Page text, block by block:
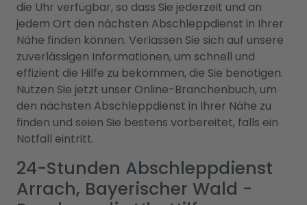
die Uhr verfügbar, so dass Sie jederzeit und an
jedem Ort den nächsten Abschleppdienst in Ihrer
Nähe finden können. Verlassen Sie sich auf unsere
zuverlässigen Informationen, um schnell und
effizient die Hilfe zu bekommen, die Sie benötigen.
Nutzen Sie jetzt unser Online-Branchenbuch, um
den nächsten Abschleppdienst in Ihrer Nähe zu
finden und seien Sie bestens vorbereitet, falls ein
Notfall eintritt.
24-Stunden Abschleppdienst
Arrach, Bayerischer Wald -